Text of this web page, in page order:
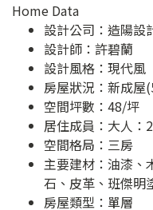
Home Data
設計公司： 造陽設
設計師：許碧蘭
設計風格：現代風
房屋狀況：新成屋
空間坪數：48/坪
居住成員：大人：
空間格局：三房
主要建材：油漆、
石、皮革、班傑明
房屋類型：單層